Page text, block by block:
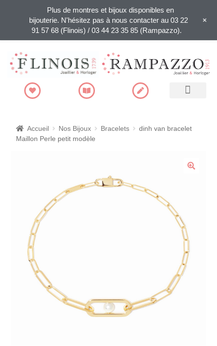
Accueil Nos Bijoux Bracelets
dinh van bracelet
Maillon Perle petit modèle
Plus de montres et bijoux disponibles en
bijouterie. N'hésitez pas à nous contacter au 03 22
91 57 68 (Flinois) / 03 44 23 35 85 (Rampazzo).
+